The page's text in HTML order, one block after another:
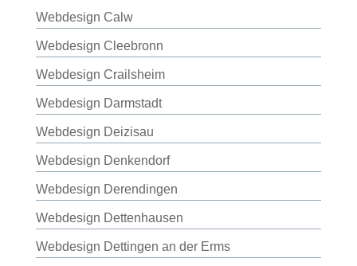
Webdesign Calw
Webdesign Cleebronn
Webdesign Crailsheim
Webdesign Darmstadt
Webdesign Deizisau
Webdesign Denkendorf
Webdesign Derendingen
Webdesign Dettenhausen
Webdesign Dettingen an der Erms